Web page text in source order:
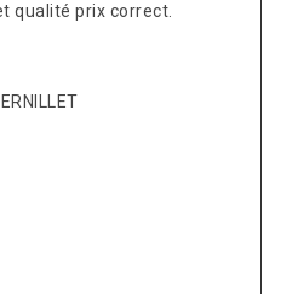
qualité prix correct.